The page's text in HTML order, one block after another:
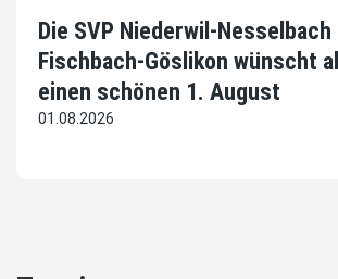
Die SVP Niederwil-Nesselbach
Fischbach-Göslikon wünscht
einen schönen 1. August
01.08.2026